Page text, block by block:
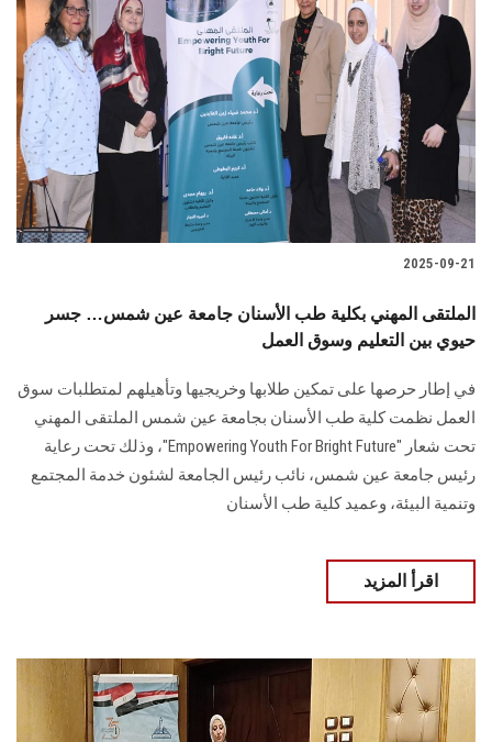
2025-09-21
الملتقى المهني بكلية طب الأسنان جامعة عين شمس… جسر
حيوي بين التعليم وسوق العمل
في إطار حرصها على تمكين طلابها وخريجيها وتأهيلهم لمتطلبات سوق
العمل نظمت كلية طب الأسنان بجامعة عين شمس الملتقى المهني
تحت شعار "Empowering Youth For Bright Future"، وذلك تحت رعاية
رئيس جامعة عين شمس، نائب رئيس الجامعة لشئون خدمة المجتمع
وتنمية البيئة، وعميد كلية طب الأسنان
اقرأ المزيد